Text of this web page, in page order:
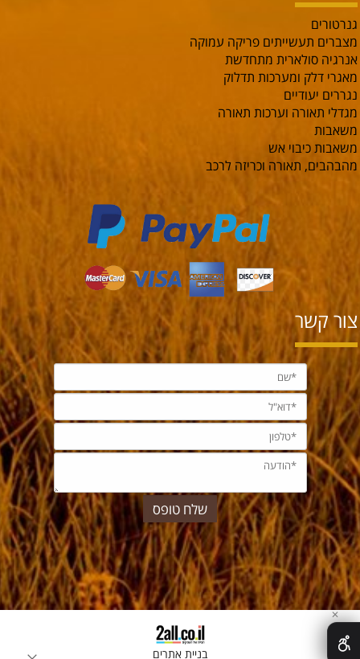
גנרטורים
מצברים תעשייתים פריקה עמוקה
אנרגיה סולארית מתחדשת
מאגרי דלק ומערכות תדלוק
נגררים יעודיים
מגדלי תאורה וערכות תאורה
משאבות
משאבות כיבוי אש
מהבהבים, תאורה וכריזה לרכב
צור קשר
בניית אתרים
✕